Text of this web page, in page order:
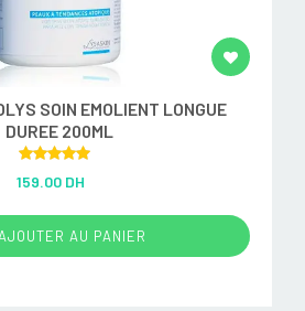
SOIN EMOLIENT LONGUE
DUREE 200ML
out of 5
159.00 DH
AU PANIER